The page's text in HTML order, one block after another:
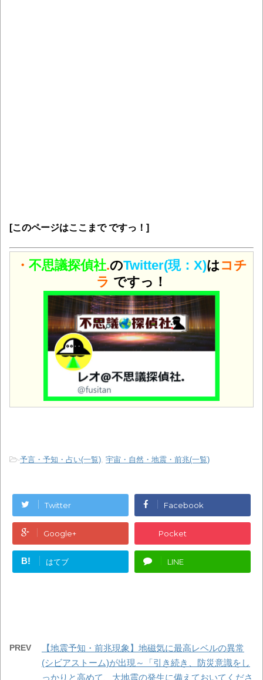
[このページはここまで ですっ！]
・ 不思議探偵社.のTwitter(現：X)は コチ
ラ ですっ！
-予言・予知・占い(一覧), 宇宙・自然・地震・前兆(一覧)
Twitter Facebook
Google+ Pocket
B! はてブ LINE
PREV
【地震予知・前兆現象】地磁気に最高レベルの異常
(シビアストーム)が出現～「引き続き、防災意識をし
っかりと高めて、大地震の発生に備えておいてくださ